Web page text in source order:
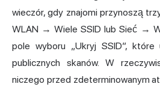
wieczór, gdy znajomi przynoszą
WLAN → Wiele SSID lub Sieć →
pole wyboru „Ukryj SSID”,
publicznych skanów. W
niczego przed zdeterminowanym